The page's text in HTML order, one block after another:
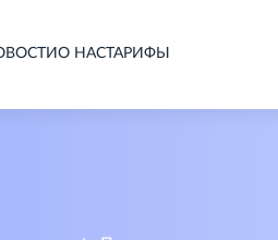
О НАСТАРИФЫ